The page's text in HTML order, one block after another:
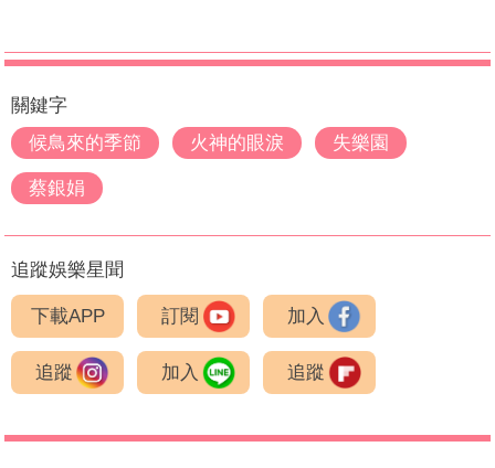
關鍵字
候鳥來的季節
火神的眼淚 失樂園
蔡銀娟
追蹤娛樂星聞
下載APP 訂閱 加入
追蹤 加入 追蹤